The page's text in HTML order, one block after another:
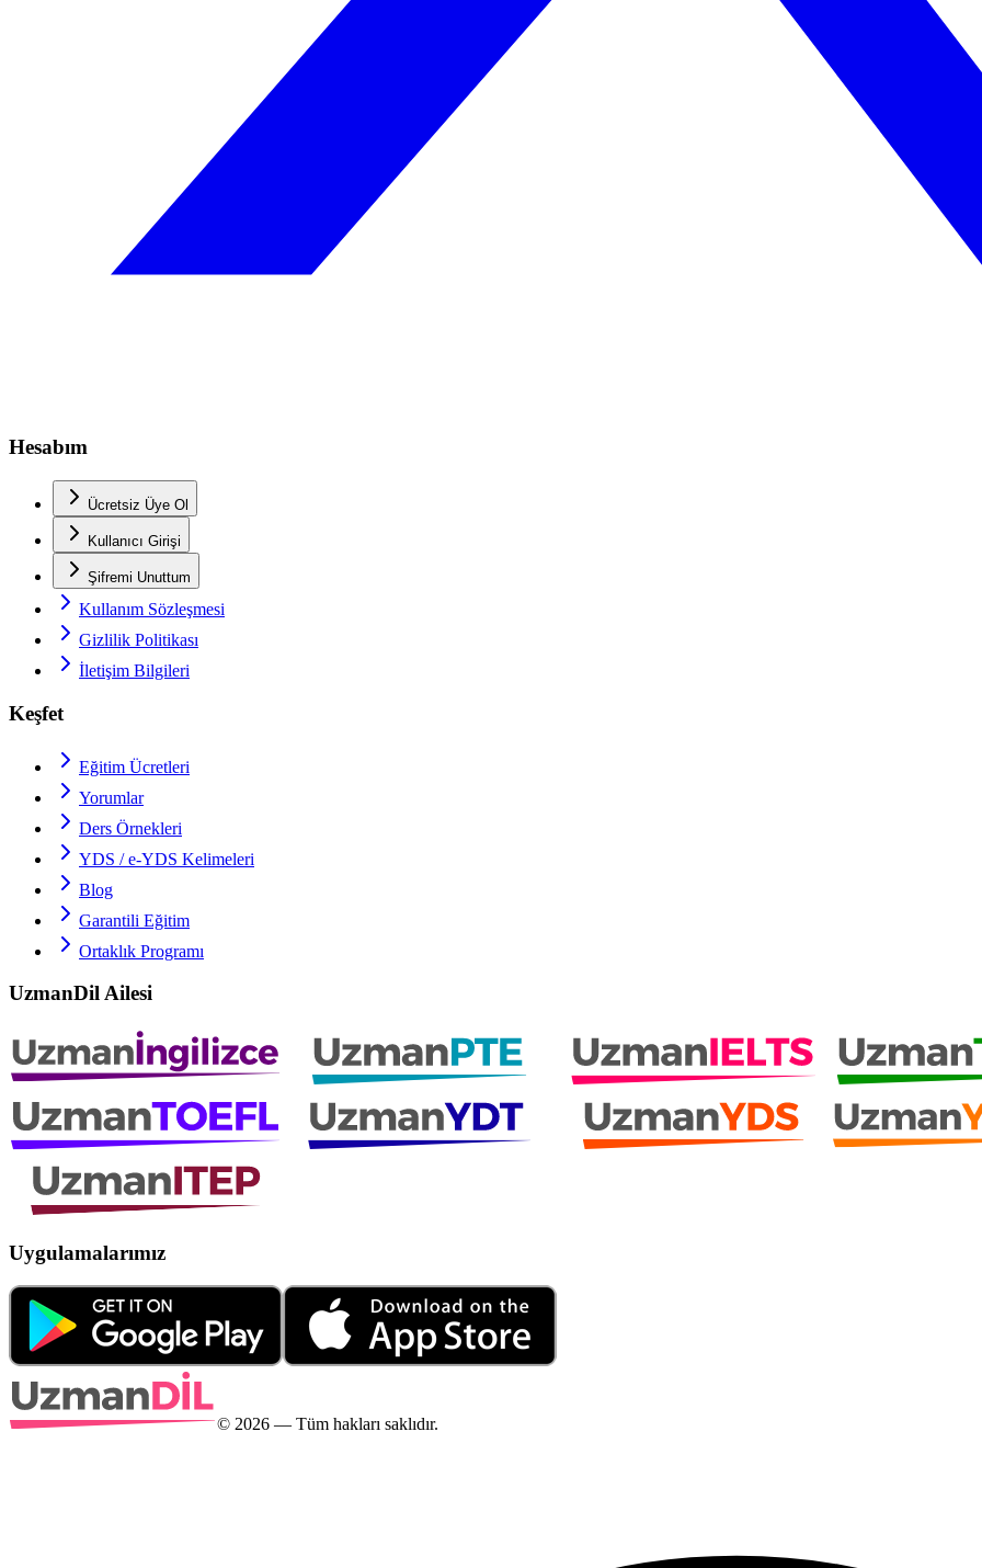
Hesabım
Ücretsiz Üye Ol
Kullanıcı Girişi
Şifremi Unuttum
Kullanım Sözleşmesi
Gizlilik Politikası
İletişim Bilgileri
Keşfet
Eğitim Ücretleri
Yorumlar
Ders Örnekleri
YDS / e-YDS Kelimeleri
Blog
Garantili Eğitim
Ortaklık Programı
UzmanDil Ailesi
Uygulamalarımız
© 2026 — Tüm hakları saklıdır.